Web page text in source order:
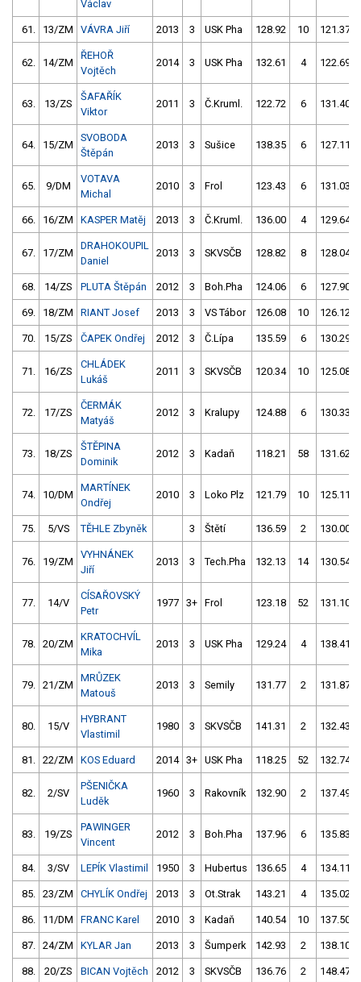
Václav
61. 13/ZM VÁVRA Jiří 2013 3 USK Pha 128.92 10 121.37
62. 14/ZM
ŘEHOŘ
Vojtěch
2014 3 USK Pha 132.61 4 122.69
63. 13/ZS
ŠAFAŘÍK
Viktor
2011 3 Č.Kruml. 122.72 6 131.40
64. 15/ZM
SVOBODA
Štěpán
2013 3 Sušice 138.35 6 127.11
65. 9/DM
VOTAVA
Michal
2010 3 Frol 123.43 6 131.03
66. 16/ZM KASPER Matěj 2013 3 Č.Kruml. 136.00 4 129.64
67. 17/ZM
DRAHOKOUPIL
Daniel
2013 3 SKVSČB 128.82 8 128.04
68. 14/ZS PLUTA Štěpán 2012 3 Boh.Pha 124.06 6 127.90
69. 18/ZM RIANT Josef 2013 3 VS Tábor 126.08 10 126.12
70. 15/ZS ČAPEK Ondřej 2012 3 Č.Lípa 135.59 6 130.29
71. 16/ZS
CHLÁDEK
Lukáš
2011 3 SKVSČB 120.34 10 125.08
72. 17/ZS
ČERMÁK
Matyáš
2012 3 Kralupy 124.88 6 130.33
73. 18/ZS
ŠTĚPINA
Dominik
2012 3 Kadaň 118.21 58 131.62
74. 10/DM
MARTÍNEK
Ondřej
2010 3 Loko Plz 121.79 10 125.11
75. 5/VS TĚHLE Zbyněk 3 Štětí 136.59 2 130.00
76. 19/ZM
VYHNÁNEK
Jiří
2013 3 Tech.Pha 132.13 14 130.54
77. 14/V
CÍSAŘOVSKÝ
Petr
1977 3+ Frol 123.18 52 131.10
78. 20/ZM
KRATOCHVÍL
Mika
2013 3 USK Pha 129.24 4 138.41
79. 21/ZM
MRŮZEK
Matouš
2013 3 Semily 131.77 2 131.87
80. 15/V
HYBRANT
Vlastimil
1980 3 SKVSČB 141.31 2 132.43
81. 22/ZM KOS Eduard 2014 3+ USK Pha 118.25 52 132.74
82. 2/SV
PŠENIČKA
Luděk
1960 3 Rakovník 132.90 2 137.49
83. 19/ZS
PAWINGER
Vincent
2012 3 Boh.Pha 137.96 6 135.83
84. 3/SV LEPÍK Vlastimil 1950 3 Hubertus 136.65 4 134.11
85. 23/ZM CHYLÍK Ondřej 2013 3 Ot.Strak 143.21 4 135.02
86. 11/DM FRANC Karel 2010 3 Kadaň 140.54 10 137.50
87. 24/ZM KYLAR Jan 2013 3 Šumperk 142.93 2 138.10
88. 20/ZS BICAN Vojtěch 2012 3 SKVSČB 136.76 2 148.47